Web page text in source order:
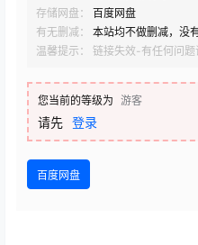
存储网盘：
百度网盘
有无删减：
本站均不做删减，没
温馨提示： 链接失效-有任何问题
您当前的等级为 游客
请先 登录
百度网盘